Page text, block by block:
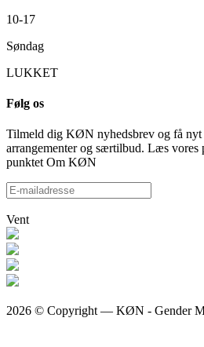
10-17
Søndag
LUKKET
Følg os
Tilmeld dig KØN nyhedsbrev og få nyt
arrangementer og særtilbud. Læs vores
punktet Om KØN
Vent
2026 © Copyright — KØN - Gender